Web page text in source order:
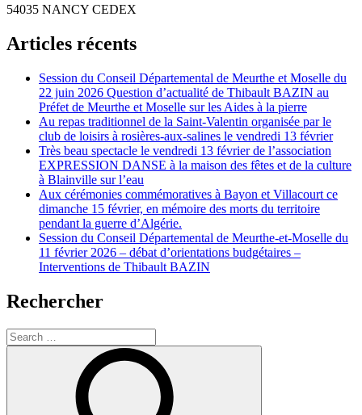
54035 NANCY CEDEX
Articles récents
Session du Conseil Départemental de Meurthe et Moselle du
22 juin 2026 Question d’actualité de Thibault BAZIN au
Préfet de Meurthe et Moselle sur les Aides à la pierre
Au repas traditionnel de la Saint-Valentin organisée par le
club de loisirs à rosières-aux-salines le vendredi 13 février
Très beau spectacle le vendredi 13 février de l’association
EXPRESSION DANSE à la maison des fêtes et de la culture
à Blainville sur l’eau
Aux cérémonies commémoratives à Bayon et Villacourt ce
dimanche 15 février, en mémoire des morts du territoire
pendant la guerre d’Algérie.
Session du Conseil Départemental de Meurthe-et-Moselle du
11 février 2026 – débat d’orientations budgétaires –
Interventions de Thibault BAZIN
Rechercher
Search
for: